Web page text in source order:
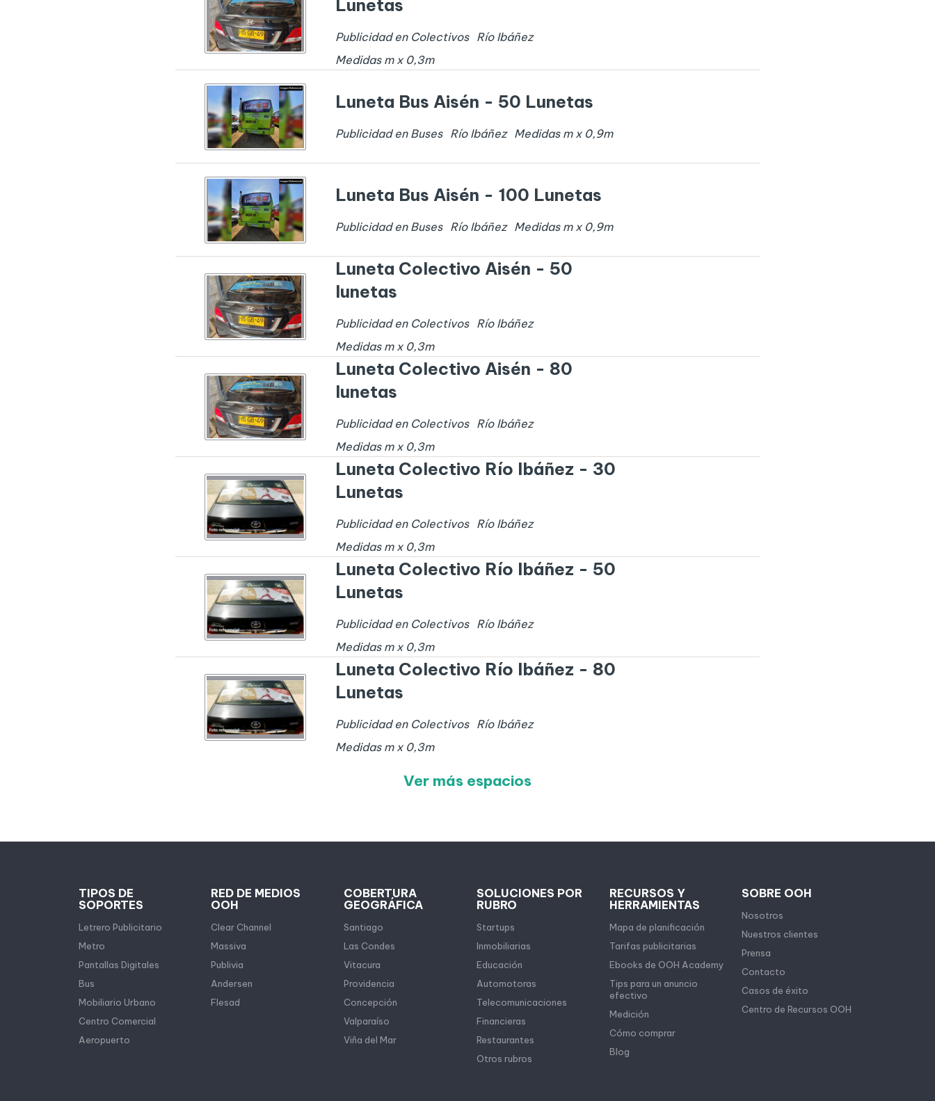
Lunetas
Publicidad en Colectivos Río Ibáñez
Medidas m x 0,3m
Luneta Bus Aisén - 50 Lunetas
Publicidad en Buses Río Ibáñez Medidas m x 0,9m
Luneta Bus Aisén - 100 Lunetas
Publicidad en Buses Río Ibáñez Medidas m x 0,9m
Luneta Colectivo Aisén - 50
lunetas
Publicidad en Colectivos Río Ibáñez
Medidas m x 0,3m
Luneta Colectivo Aisén - 80
lunetas
Publicidad en Colectivos Río Ibáñez
Medidas m x 0,3m
Luneta Colectivo Río Ibáñez - 30
Lunetas
Publicidad en Colectivos Río Ibáñez
Medidas m x 0,3m
Luneta Colectivo Río Ibáñez - 50
Lunetas
Publicidad en Colectivos Río Ibáñez
Medidas m x 0,3m
Luneta Colectivo Río Ibáñez - 80
Lunetas
Publicidad en Colectivos Río Ibáñez
Medidas m x 0,3m
Ver más espacios
TIPOS DE
SOPORTES
Letrero Publicitario
Metro
Pantallas Digitales
Bus
Mobiliario Urbano
Centro Comercial
Aeropuerto
RED DE MEDIOS
OOH
Clear Channel
Massiva
Publivia
Andersen
Flesad
COBERTURA
GEOGRÁFICA
Santiago
Las Condes
Vitacura
Providencia
Concepción
Valparaíso
Viña del Mar
SOLUCIONES POR
RUBRO
Startups
Inmobiliarias
Educación
Automotoras
Telecomunicaciones
Financieras
Restaurantes
Otros rubros
RECURSOS Y
HERRAMIENTAS
Mapa de planificación
Tarifas publicitarias
Ebooks de OOH Academy
Tips para un anuncio
efectivo
Medición
Cómo comprar
Blog
SOBRE OOH
Nosotros
Nuestros clientes
Prensa
Contacto
Casos de éxito
Centro de Recursos OOH